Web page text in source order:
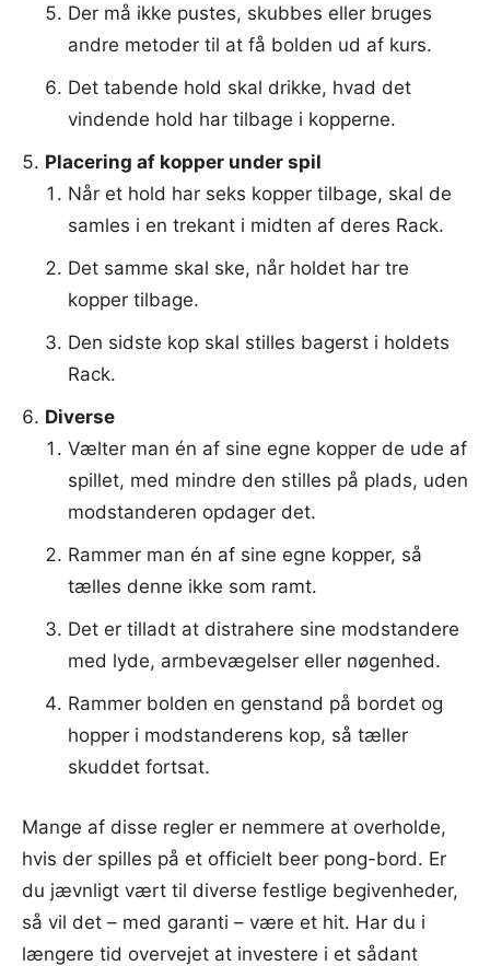
Der må ikke pustes, skubbes eller bruges
andre metoder til at få bolden ud af kurs.
Det tabende hold skal drikke, hvad det
vindende hold har tilbage i kopperne.
Placering af kopper under spil
Når et hold har seks kopper tilbage, skal de
samles i en trekant i midten af deres Rack.
Det samme skal ske, når holdet har tre
kopper tilbage.
Den sidste kop skal stilles bagerst i holdets
Rack.
Diverse
Vælter man én af sine egne kopper de ude af
spillet, med mindre den stilles på plads, uden
modstanderen opdager det.
Rammer man én af sine egne kopper, så
tælles denne ikke som ramt.
Det er tilladt at distrahere sine modstandere
med lyde, armbevægelser eller nøgenhed.
Rammer bolden en genstand på bordet og
hopper i modstanderens kop, så tæller
skuddet fortsat.
Mange af disse regler er nemmere at overholde,
hvis der spilles på et officielt beer pong-bord. Er
du jævnligt vært til diverse festlige begivenheder,
så vil det – med garanti – være et hit. Har du i
længere tid overvejet at investere i et sådant